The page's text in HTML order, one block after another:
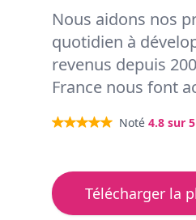
Nous aidons nos
quotidien à
revenus depuis
France nous font
Noté 4.8 sur 5
Télécharger la